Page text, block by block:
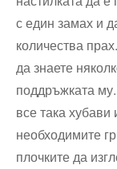
с един замах и
количества
да знаете
поддръжката
все така хубави
необходимите
плочките да